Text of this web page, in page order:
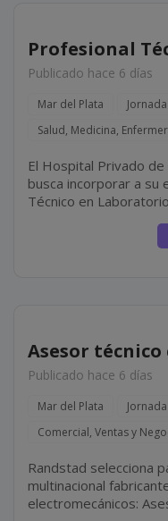
Profesional
Publicado hace 6 días
Mar del Plata
Salud, Medicina,
El Hospital Privado
busca incorporar a su
Técnico en Laboratorio. Serán sus
responsabilidades:
estudios de
Asesor
Publicado hace 6 días
Mar del Plata
Comercial, Ventas y
Randstad selecciona
multinacional
electromecánicos: